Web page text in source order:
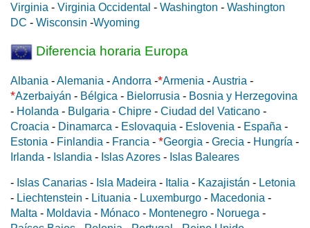
Virginia - Virginia Occidental - Washington - Washington
DC - Wisconsin -Wyoming
Diferencia horaria Europa
Albania -Alemania -Andorra -*Armenia -Austria -
*Azerbaiyán - Bélgica - Bielorrusia - Bosnia y Herzegovina
- Holanda - Bulgaria - Chipre - Ciudad del Vaticano -
Croacia - Dinamarca - Eslovaquia - Eslovenia - España -
Estonia - Finlandia - Francia - *Georgia - Grecia - Hungría -
Irlanda - Islandia - Islas Azores - Islas Baleares
- Islas Canarias - Isla Madeira - Italia - Kazajistán - Letonia
- Liechtenstein - Lituania - Luxemburgo - Macedonia -
Malta - Moldavia - Mónaco - Montenegro - Noruega -